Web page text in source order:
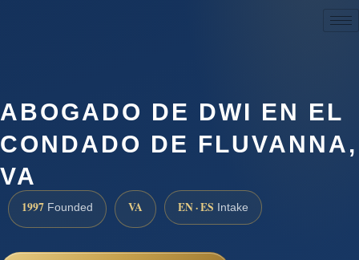
ABOGADO DE DWI EN EL
CONDADO DE FLUVANNA,
VA
1997 Founded VA EN · ES Intake